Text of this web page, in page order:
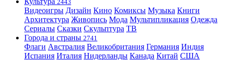
2443
Видеоигры Дизайн Кино Комиксы Музыка Книги
Архитектура Живопись Мода Мультипликация Одежда
Сериалы Сказки Скульптура ТВ
Города и страны 2741
Флаги Австралия Великобритания Германия Индия
Испания Италия Нидерланды Канада Китай США